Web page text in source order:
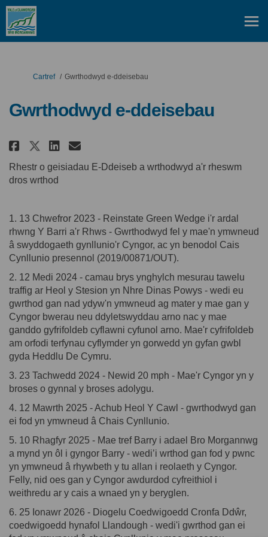
Rydych yma:
Cartref Gwrthodwyd e-ddeisebau
Gwrthodwyd e-ddeisebau
Rhannu Gwrthodwyd e-
Rhannu Gwrthodwyd e-
Rhannu Gwrthodwyd e-
E-bost Gwrthodwyd e-
Rhestr o geisiadau E-Ddeiseb a wrthodwyd a'r rheswm
dros wrthod
1. 13 Chwefror 2023 - Reinstate Green Wedge i'r ardal
rhwng Y Barri a'r Rhws - Gwrthodwyd fel y mae'n ymwneud
â swyddogaeth gynllunio'r Cyngor, ac yn benodol Cais
Cynllunio presennol (2019/00871/OUT).
2. 12 Medi 2024 - camau brys ynghylch mesurau tawelu
traffig ar Heol y Stesion yn Nhre Dinas Powys - wedi eu
gwrthod gan nad ydyw'n ymwneud ag mater y mae gan y
Cyngor bwerau neu ddyletswyddau arno nac y mae
ganddo gyfrifoldeb cyflawni cyfunol arno. Mae'r cyfrifoldeb
am orfodi terfynau cyflymder yn gorwedd yn gyfan gwbl
gyda Heddlu De Cymru.
3. 23 Tachwedd 2024 - Newid 20 mph - Mae'r Cyngor yn y
broses o gynnal y broses adolygu.
4. 12 Mawrth 2025 - Achub Heol Y Cawl - gwrthodwyd gan
ei fod yn ymwneud â Chais Cynllunio.
5. 10 Rhagfyr 2025 - Mae tref Barry i adael Bro Morgannwg
a mynd yn ôl i gyngor Barry - wedi’i wrthod gan fod y pwnc
yn ymwneud â rhywbeth y tu allan i reolaeth y Cyngor.
Felly, nid oes gan y Cyngor awdurdod cyfreithiol i
weithredu ar y cais a wnaed yn y beryglen.
6. 25 Ionawr 2026 - Diogelu Coedwigoedd Cronfa Ddŵr,
coedwigoedd hynafol Llandough - wedi'i gwrthod gan ei